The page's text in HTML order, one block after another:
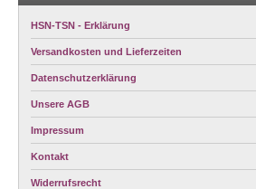
HSN-TSN - Erklärung
Versandkosten und Lieferzeiten
Datenschutzerklärung
Unsere AGB
Impressum
Kontakt
Widerrufsrecht